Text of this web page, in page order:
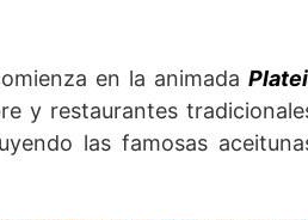
en la animada
y restaurantes
las famosas